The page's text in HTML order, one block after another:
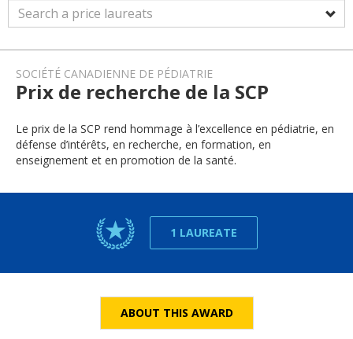
SOCIÉTÉ CANADIENNE DE PÉDIATRIE
Prix de recherche de la SCP
Le prix de la SCP rend hommage à l’excellence en pédiatrie, en
défense d’intérêts, en recherche, en formation, en
enseignement et en promotion de la santé.
1 LAUREATE
ABOUT THIS AWARD